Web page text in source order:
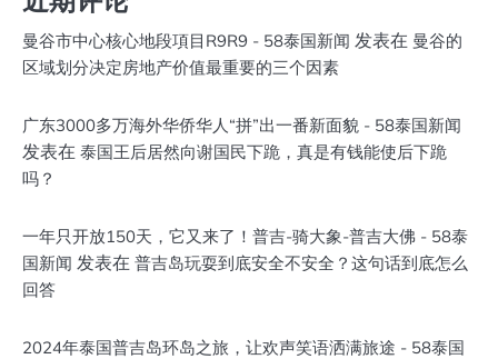
曼谷市中心核心地段項目R9R9 - 58泰国新闻 发表在 曼谷的
区域划分决定房地产价值最重要的三个因素
广东3000多万海外华侨华人“拼”出一番新面貌 - 58泰国新闻
发表在 泰国王后居然向谢国民下跪，真是有钱能使后下跪
吗？
一年只开放150天，它又来了！普吉-骑大象-普吉大佛 - 58泰
国新闻 发表在 普吉岛玩耍到底安全不安全？这句话到底怎么
回答
2024年泰国普吉岛环岛之旅，让欢声笑语洒满旅途 - 58泰国